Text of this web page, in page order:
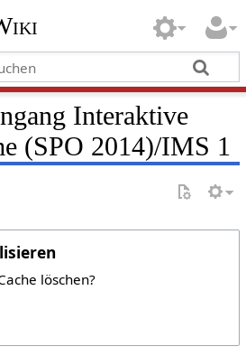
Interaktive
(SPO 2014)/IMS 1
löschen?